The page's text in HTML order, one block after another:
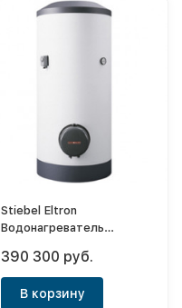
Stiebel Eltron
Водонагреватель
SHW 300 WS
390 300 руб.
В корзину